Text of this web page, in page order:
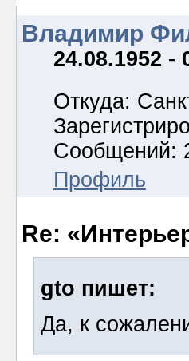
Владимир
24.08.1952 -
Откуда:
Сообщений:
Профиль
Re:
gto пишет:
Да, к